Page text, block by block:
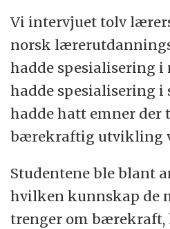
Vi intervjuet tolv
norsk
hadde spesialisering i
hadde spesialisering i
hadde hatt emner der
bærekraftig utvikling
Studentene ble blant
hvilken kunnskap de
trenger om bærekraft,